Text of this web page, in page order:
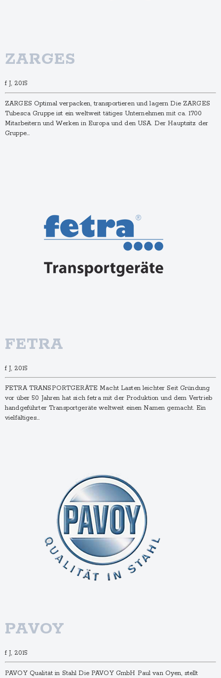
ZARGES
f J, 2015
ZARGES Optimal verpacken, transportieren und lagern Die ZARGES
Tubesca Gruppe ist ein weltweit tätiges Unternehmen mit ca. 1700
Mitarbeitern und Werken in Europa und den USA. Der Hauptsitz der
Gruppe…
FETRA
f J, 2015
FETRA TRANSPORTGERÄTE Macht Lasten leichter Seit Gründung
vor über 50 Jahren hat sich fetra mit der Produktion und dem Vertrieb
handgeführter Transportgeräte weltweit einen Namen gemacht. Ein
vielfältiges…
PAVOY
f J, 2015
PAVOY Qualität in Stahl Die PAVOY GmbH Paul van Oyen, stellt